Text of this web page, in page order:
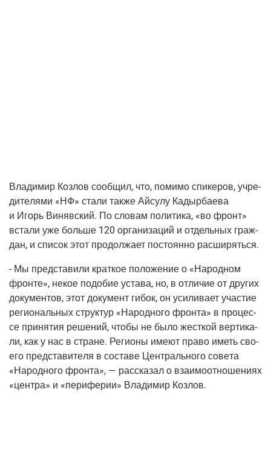
Вла­ди­мир Коз­лов сооб­щил, что, поми­мо спи­ке­ров, учре­
ди­те­ля­ми «НФ» ста­ли так­же Айсу­лу Кадыр­ба­е­ва
и Игорь Виняв­ский. По сло­вам поли­ти­ка, «во фронт»
вста­ли уже боль­ше 120 орга­ни­за­ций и отдель­ных граж­
дан, и спи­сок этот про­дол­жа­ет посто­ян­но расширяться.
- Мы пред­ста­ви­ли крат­кое поло­же­ние о «Народ­ном
фрон­те», некое подо­бие уста­ва, но, в отли­чие от дру­гих
доку­мен­тов, этот доку­мент гибок, он уси­ли­ва­ет уча­стие
реги­о­наль­ных струк­тур «Народ­но­го фрон­та» в про­цес­
се при­ня­тия реше­ний, что­бы не было жест­кой вер­ти­ка­
ли, как у нас в стране. Реги­о­ны име­ют пра­во иметь сво­
е­го пред­ста­ви­те­ля в соста­ве Цен­траль­но­го сове­та
«Народ­но­го фрон­та», — рас­ска­зал о вза­и­мо­от­но­ше­ни­ях
«цен­тра» и «пери­фе­рии» Вла­ди­мир Козлов.